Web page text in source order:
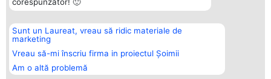
Sunt un Laureat, vreau să ridic materiale de
marketing
Vreau să-mi înscriu firma in proiectul Șoimii
Am o altă problemă
Organizator Ranking
BRIGHT SOLUTIONS BR SRL
Aleea Timisul De Sus 2 Bl. A30
Sc. A Et. 4 Ap. 13 Cod 061952
București
CUI 36737675
Plebiscyt
Lista Tuturor
Laureaților
Statut
Contact